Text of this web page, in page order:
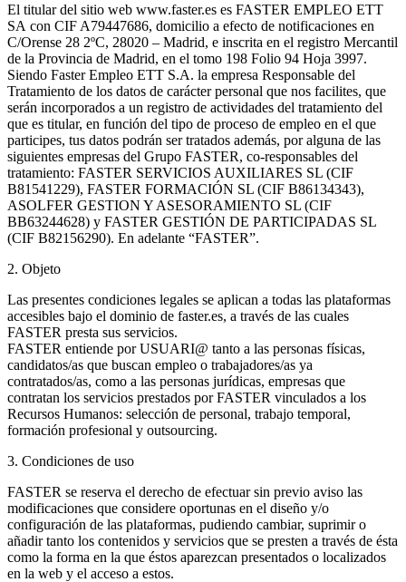
El titular del sitio web www.faster.es es FASTER EMPLEO ETT
SA con CIF A79447686, domicilio a efecto de notificaciones en
C/Orense 28 2ºC, 28020 – Madrid, e inscrita en el registro Mercantil
de la Provincia de Madrid, en el tomo 198 Folio 94 Hoja 3997.
Siendo Faster Empleo ETT S.A. la empresa Responsable del
Tratamiento de los datos de carácter personal que nos facilites, que
serán incorporados a un registro de actividades del tratamiento del
que es titular, en función del tipo de proceso de empleo en el que
participes, tus datos podrán ser tratados además, por alguna de las
siguientes empresas del Grupo FASTER, co-responsables del
tratamiento: FASTER SERVICIOS AUXILIARES SL (CIF
B81541229), FASTER FORMACIÓN SL (CIF B86134343),
ASOLFER GESTION Y ASESORAMIENTO SL (CIF
BB63244628) y FASTER GESTIÓN DE PARTICIPADAS SL
(CIF B82156290). En adelante “FASTER”.
2. Objeto
Las presentes condiciones legales se aplican a todas las plataformas
accesibles bajo el dominio de faster.es, a través de las cuales
FASTER presta sus servicios.
FASTER entiende por USUARI@ tanto a las personas físicas,
candidatos/as que buscan empleo o trabajadores/as ya
contratados/as, como a las personas jurídicas, empresas que
contratan los servicios prestados por FASTER vinculados a los
Recursos Humanos: selección de personal, trabajo temporal,
formación profesional y outsourcing.
3. Condiciones de uso
FASTER se reserva el derecho de efectuar sin previo aviso las
modificaciones que considere oportunas en el diseño y/o
configuración de las plataformas, pudiendo cambiar, suprimir o
añadir tanto los contenidos y servicios que se presten a través de ésta
como la forma en la que éstos aparezcan presentados o localizados
en la web y el acceso a estos.